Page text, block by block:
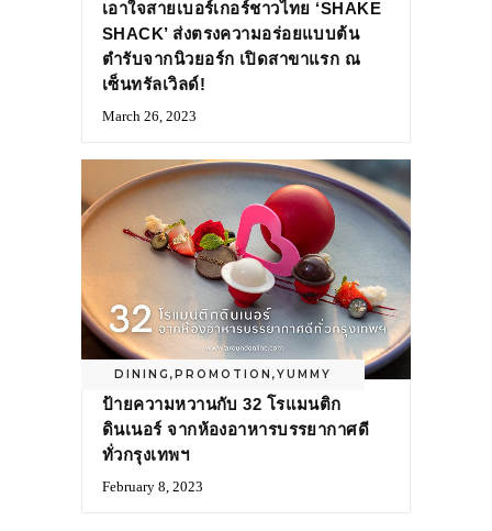
เอาใจสายเบอร์เกอร์ชาวไทย ‘SHAKE
SHACK’ ส่งตรงความอร่อยแบบต้น
ตำรับจากนิวยอร์ก เปิดสาขาแรก ณ
เซ็นทรัลเวิลด์!
March 26, 2023
DINING , PROMOTION ,YUMMY
ป้ายความหวานกับ 32 โรแมนติก
ดินเนอร์ จากห้องอาหารบรรยากาศดี
ทั่วกรุงเทพฯ
February 8, 2023